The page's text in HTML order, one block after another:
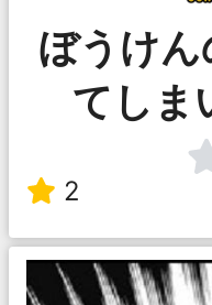
ぼうけん
てし
2